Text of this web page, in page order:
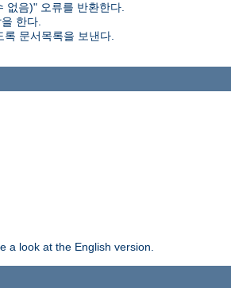
없음)" 오류를 반환한다.
한다.
문서목록을 보낸다.
a look at the English version.